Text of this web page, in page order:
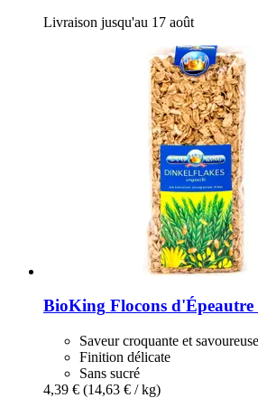
Livraison jusqu'au 17 août
BioKing Flocons
Saveur croquante et savoureuse
Finition délicate
Sans sucré
4,39 € (14,63 € / kg)